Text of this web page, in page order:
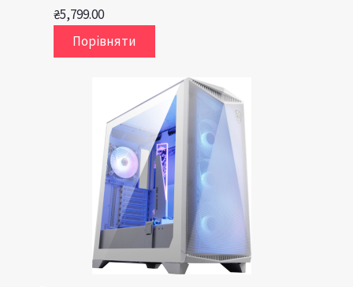
₴5,799.00
Порівняти